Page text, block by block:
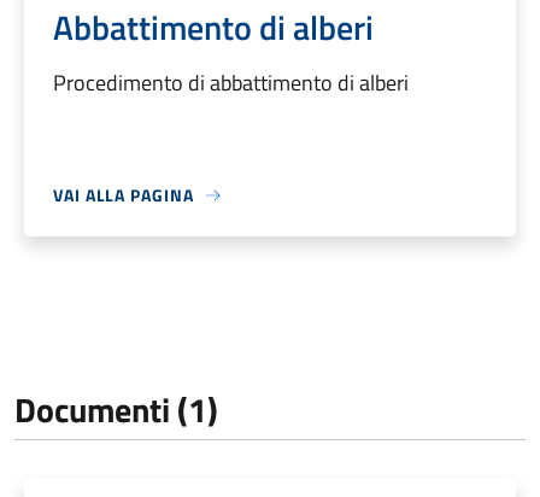
Abbattimento di alberi
Procedimento di abbattimento di alberi
VAI ALLA PAGINA
Documenti (1)